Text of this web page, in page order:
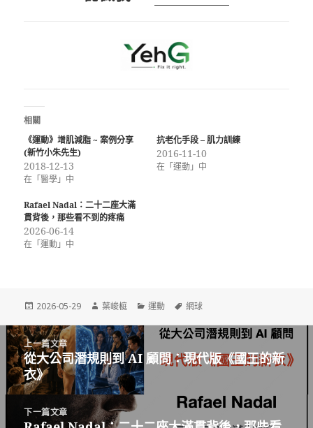
相關
《運動》增肌減脂 ~ 案例分享
(新竹小朱先生)
2018-12-13
在「醫學」中
抗老化手段 – 肌力訓練
2016-11-10
在「運動」中
Rafael Nadal：二十二座大滿
貫背後，那些看不到的疼痛
2026-06-14
在「運動」中
發
日
期:
2026-05-29
作
葉峻榳
分
運動
標
網球
文
章
導
上一篇文章
上
一
篇
文
章:
從大公司潛規則到 AI 顧問：現代版《國王的新
衣》
下一篇文章